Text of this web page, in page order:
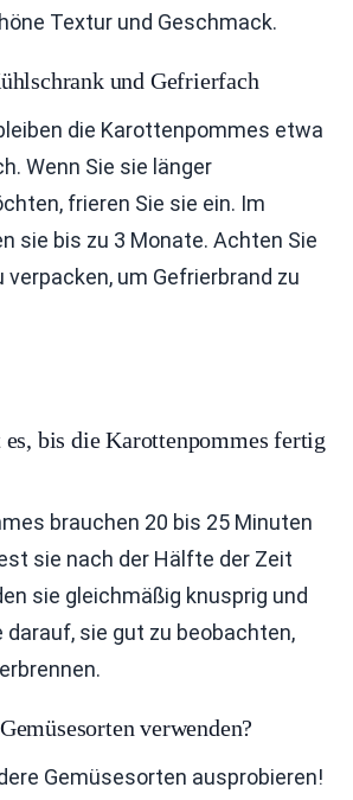
Textur und Geschmack.
und Gefrierfach
die Karottenpommes etwa
Wenn Sie sie länger
frieren Sie sie ein. Im
sie bis zu 3 Monate. Achten Sie
verpacken, um Gefrierbrand zu
bis die Karottenpommes fertig
brauchen 20 bis 25 Minuten
sie nach der Hälfte der Zeit
sie gleichmäßig knusprig und
darauf, sie gut zu beobachten,
verwenden?
Gemüsesorten ausprobieren!